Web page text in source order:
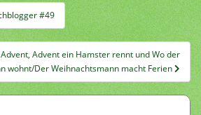
#49
Advent ein Hamster rennt und Wo der
wohnt/Der Weihnachtsmann macht Ferien